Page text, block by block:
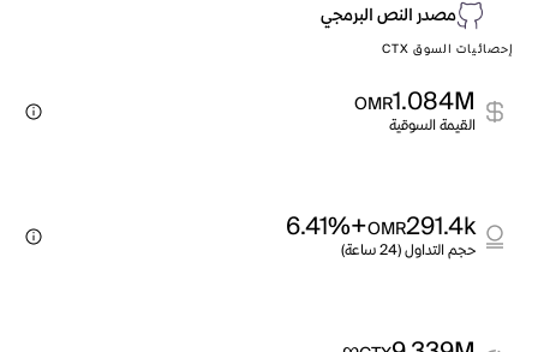
مصدر النص البرمجي
إحصائيات السوق CTX
1.084M
OMR
القيمة السوقية
291.4k
OMR
+6.41%
حجم التداول (24 ساعة)